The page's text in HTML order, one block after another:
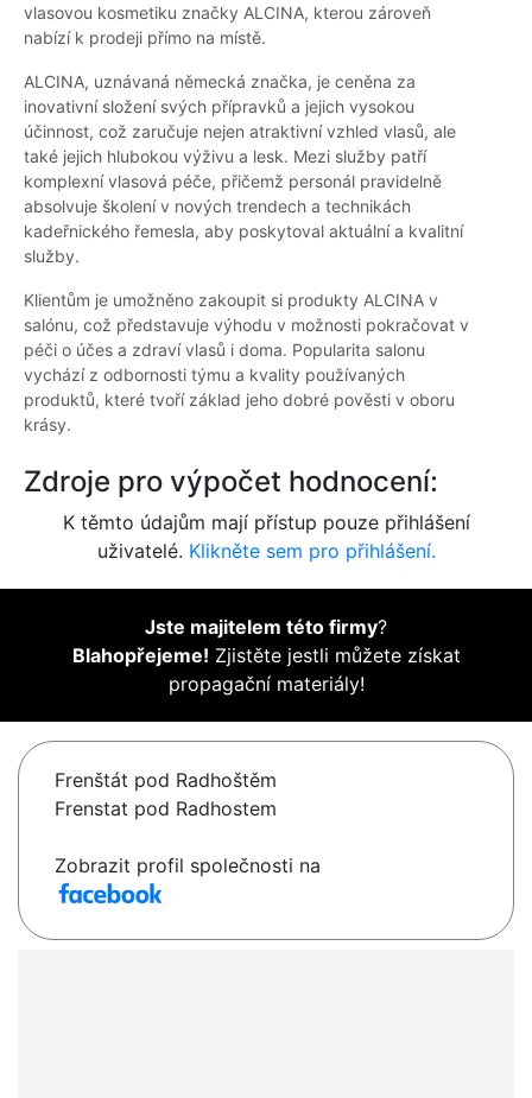
vlasovou kosmetiku značky ALCINA, kterou zároveň
nabízí k prodeji přímo na místě.
ALCINA, uznávaná německá značka, je ceněna za
inovativní složení svých přípravků a jejich vysokou
účinnost, což zaručuje nejen atraktivní vzhled vlasů, ale
také jejich hlubokou výživu a lesk. Mezi služby patří
komplexní vlasová péče, přičemž personál pravidelně
absolvuje školení v nových trendech a technikách
kadeřnického řemesla, aby poskytoval aktuální a kvalitní
služby.
Klientům je umožněno zakoupit si produkty ALCINA v
salónu, což představuje výhodu v možnosti pokračovat v
péči o účes a zdraví vlasů i doma. Popularita salonu
vychází z odbornosti týmu a kvality používaných
produktů, které tvoří základ jeho dobré pověsti v oboru
krásy.
Zdroje pro výpočet hodnocení:
K těmto údajům mají přístup pouze přihlášení
uživatelé. Klikněte sem pro přihlášení.
Jste majitelem této firmy?
Blahopřejeme! Zjistěte jestli můžete získat
propagační materiály!
Frenštát pod Radhoštěm
Frenstat pod Radhostem
Zobrazit profil společnosti na